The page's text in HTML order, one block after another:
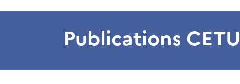
Publications